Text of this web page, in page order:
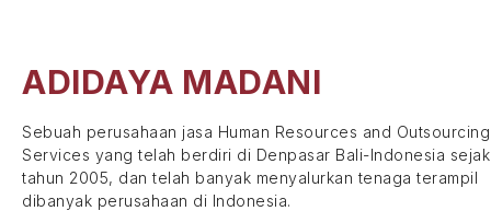
ADIDAYA MADANI
Sebuah perusahaan jasa Human Resources and Outsourcing
Services yang telah berdiri di Denpasar Bali-Indonesia sejak
tahun 2005, dan telah banyak menyalurkan tenaga terampil
dibanyak perusahaan di Indonesia.